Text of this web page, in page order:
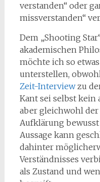
verstanden“ oder
missverstanden“
Dem „Shooting
akademischen
möchte ich so
unterstellen,
Zeit-Interviewzu
Kant sei selbst kein
aber gleichwohl
Aufklärung bewusst
Aussage kann
dahinter
Verständnisses
als Zustand und